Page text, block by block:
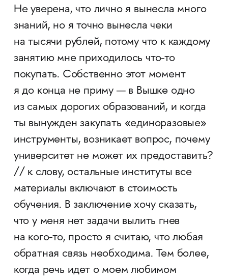
Не уверена, что лично я вынесла много
знаний, но я точно вынесла чеки
на тысячи рублей, потому что к каждому
занятию мне приходилось что-то
покупать. Собственно этот момент
я до конца не приму — в Вышке одно
из самых дорогих образований, и когда
ты вынужден закупать «единоразовые»
инструменты, возникает вопрос, почему
университет не может их предоставить?
// к слову, остальные институты все
материалы включают в стоимость
обучения. В заключение хочу сказать,
что у меня нет задачи вылить гнев
на кого-то, просто я считаю, что любая
обратная связь необходима. Тем более,
когда речь идет о моем любимом